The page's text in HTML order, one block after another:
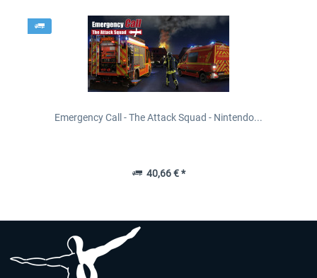
Emergency Call - The Attack Squad - Nintendo...
40,66 € *